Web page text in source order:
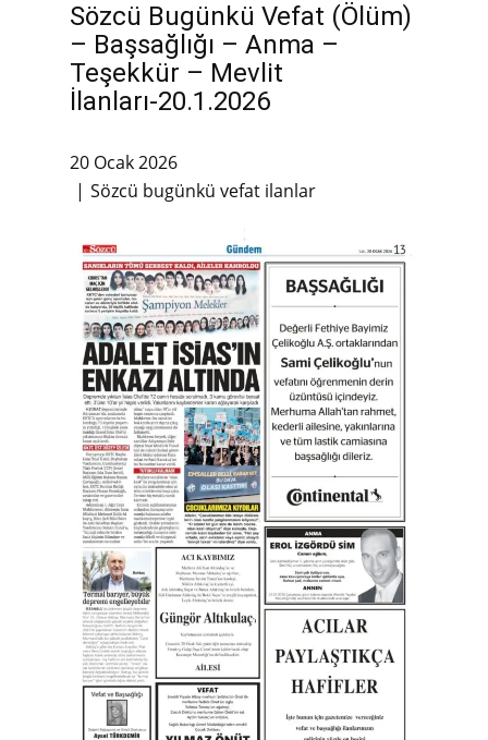
Sözcü Bugünkü Vefat (Ölüm)
– Başsağlığı – Anma –
Teşekkür – Mevlit
İlanları-20.1.2026
20 Ocak 2026
Sözcü bugünkü vefat ilanlar